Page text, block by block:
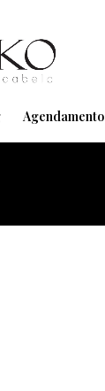
Agendamento